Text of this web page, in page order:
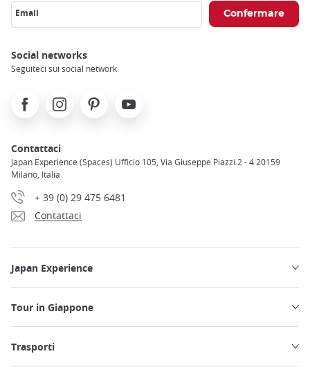
Email
Social networks
Seguiteci sui social network
FacebookInstagramPinterest Youtube
Contattaci
Japan Experience (Spaces) Ufficio 105, Via Giuseppe Piazzi 2 - 4 20159
Milano, Italia
+ 39 (0) 29 475 6481
Contattaci
Japan Experience
Tour in Giappone
Trasporti